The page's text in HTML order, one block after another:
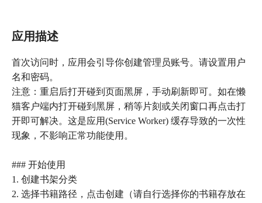
应用描述
首次访问时，应用会引导你创建管理员账号。请设置用户
名和密码。
注意：重启后打开碰到页面黑屏，手动刷新即可。如在懒
猫客户端内打开碰到黑屏，稍等片刻或关闭窗口再点击打
开即可解决。这是应用(Service Worker) 缓存导致的一次性
现象，不影响正常功能使用。
### 开始使用
1. 创建书架分类
2. 选择书籍路径，点击创建（请自行选择你的书籍存放在